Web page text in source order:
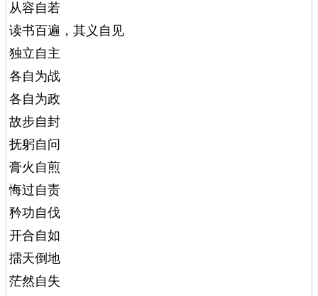
从容自若
读书百遍，其义自见
独立自主
各自为战
各自为政
故步自封
抚躬自问
膏火自煎
悔过自责
矜功自伐
开合自如
擂天倒地
茫然自失